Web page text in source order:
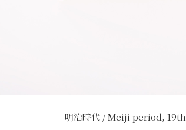
明治時代 / Meiji period,